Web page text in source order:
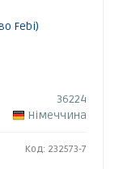
Febi)
36224
Німеччина
Код: 232573-7